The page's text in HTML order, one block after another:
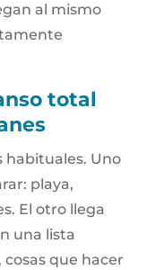
al mismo
total
habituales. Uno
playa,
El otro llega
una lista
que hacer